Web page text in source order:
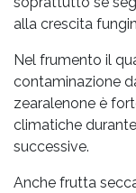
alla crescita
Nel frumento il
contaminazione
zearalenone è
climatiche
successive.
Anche frutta